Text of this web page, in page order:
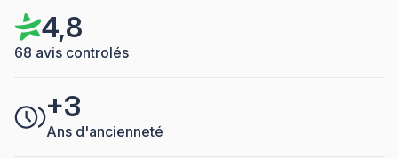
4,8
68 avis controlés
+3
Ans d'ancienneté